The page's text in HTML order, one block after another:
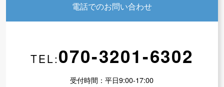
電話でのお問い合わせ
TEL:070-3201-6302
受付時間：平日9:00-17:00